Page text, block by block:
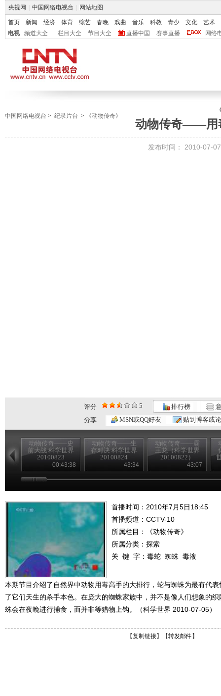
央视网 中国网络电视台 网站地图
首页 新闻 经济 体育 综艺 春晚 戏曲 音乐 科教 青少 文化
艺术
电视
频道大全 栏目大全 节目大全 直播中国 赛事直播 网络
中国网络电视台 > 纪录片台 > 《动物传奇》
动物传奇——用
发布时间： 2010-07-
评分 5 排行榜
分享
MSN或QQ好友 贴到博客或
动物传奇——史
前大战 科学世界
20100823
00:43:38
动物传奇——生
存对决 科学世界
20100824
43:34
动物传奇——霸
王龙（科学世界
20100822）
43:07
首播时间：2010年7月5日18:45
首播频道： CCTV-10
所属栏目：
《动物传奇》
所属分类：探索
关 键 字： 毒蛇 蜘蛛 毒液
本期节目介绍了自然界中动物用毒高手的大排行，蛇与蜘蛛为最有代
了它们天生的杀手本色。在庞大的蜘蛛家族中，并不是像人们想象的
蛛会在夜晚进行捕食，而并非等猎物上钩。（科学世界 2010-07-05）
【复制链接】【转发邮件 】